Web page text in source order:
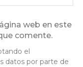
web en este
comente.
el
datos por parte de